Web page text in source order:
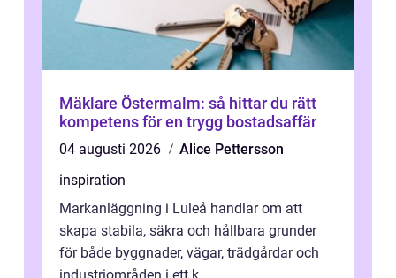
Mäklare Östermalm: så hittar du rätt
kompetens för en trygg bostadsaffär
04 augusti 2026
Alice Pettersson
inspiration
Markanläggning i Luleå handlar om att
skapa stabila, säkra och hållbara grunder
för både byggnader, vägar, trädgårdar och